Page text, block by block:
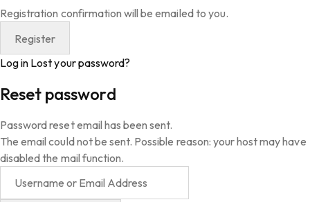
Registration confirmation will be emailed to you.
Log in Lost your password?
Reset password
Password reset email has been sent.
The email could not be sent. Possible reason: your host may have
disabled the mail function.